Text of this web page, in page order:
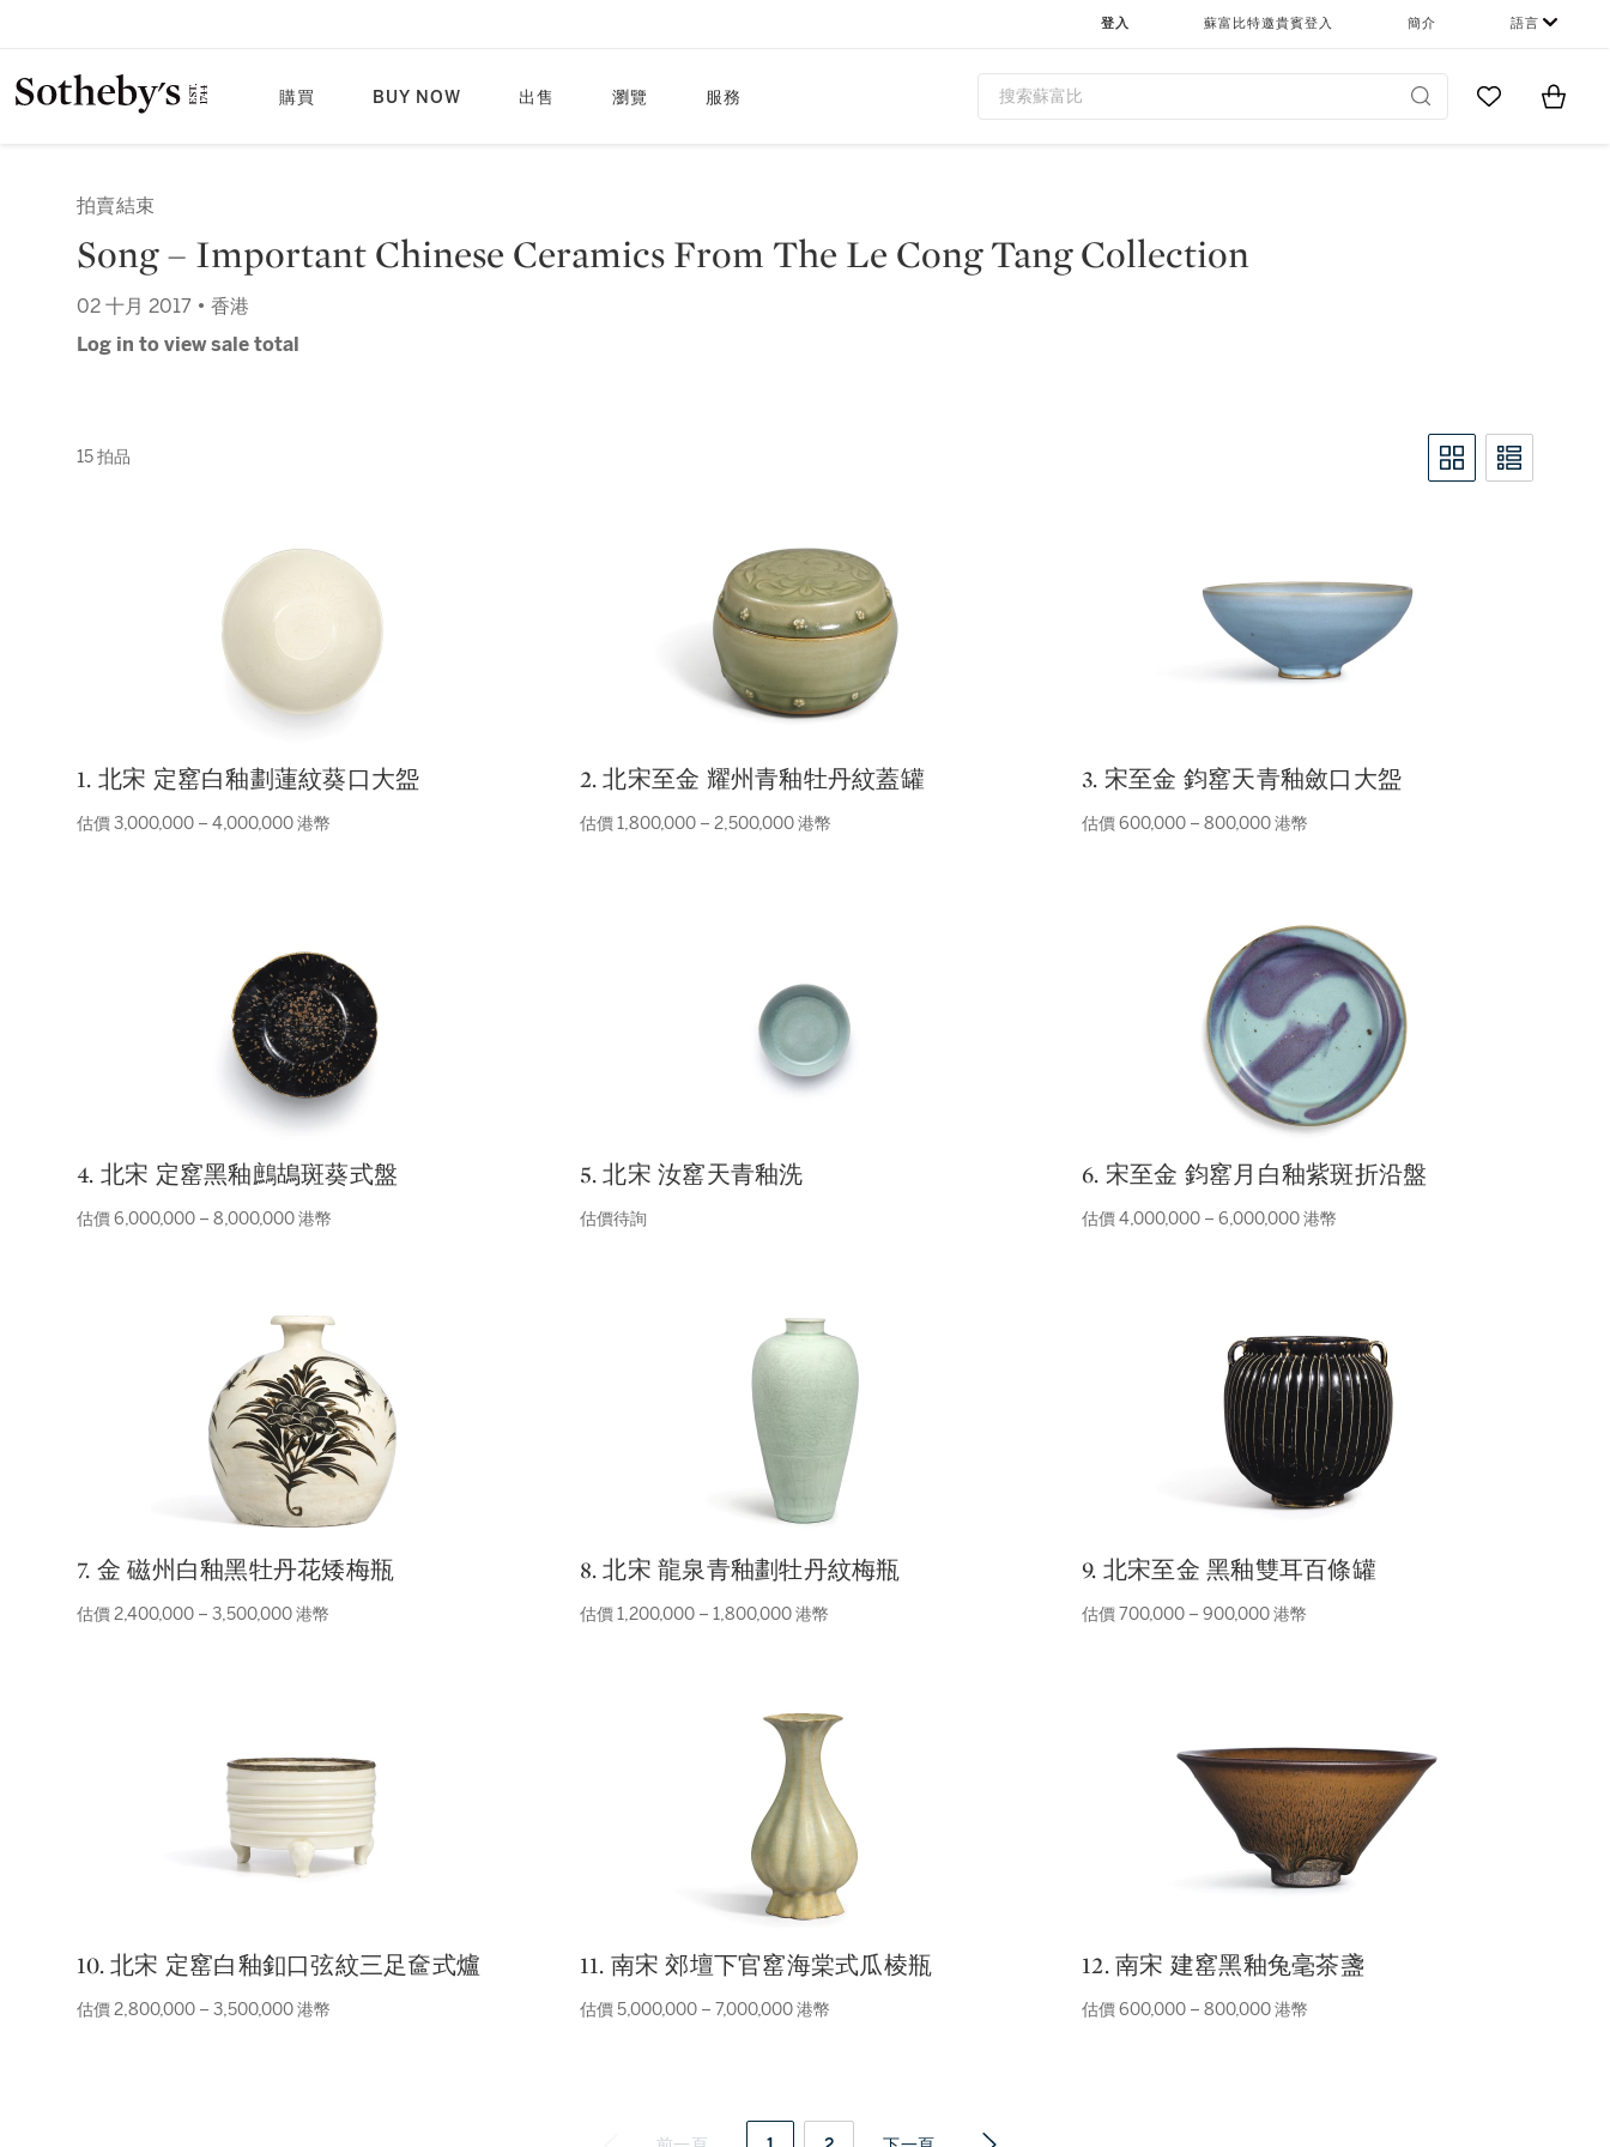
購買 BUY NOW 出售 瀏覽 服務
登入 蘇富比特邀貴賓登入 簡介 語言
Go to MyItems
拍賣結束
Song – Important Chinese Ceramics From The Le Cong Tang Collection
02 十月 2017 • 香港
Log in to view sale total
15 拍品
1. 北宋 定窰白釉劃蓮紋葵口大盌
估價 3,000,000 – 4,000,000 港幣
2. 北宋至金 耀州青釉牡丹紋蓋罐
估價 1,800,000 – 2,500,000 港幣
3. 宋至金 鈞窰天青釉斂口大盌
估價 600,000 – 800,000 港幣
4. 北宋 定窰黑釉鷓鴣斑葵式盤
估價 6,000,000 – 8,000,000 港幣
5. 北宋 汝窰天青釉洗
估價待詢
6. 宋至金 鈞窰月白釉紫斑折沿盤
估價 4,000,000 – 6,000,000 港幣
7. 金 磁州白釉黑牡丹花矮梅瓶
估價 2,400,000 – 3,500,000 港幣
8. 北宋 龍泉青釉劃牡丹紋梅瓶
估價 1,200,000 – 1,800,000 港幣
9. 北宋至金 黑釉雙耳百條罐
估價 700,000 – 900,000 港幣
10. 北宋 定窰白釉釦口弦紋三足奩式爐
估價 2,800,000 – 3,500,000 港幣
11. 南宋 郊壇下官窰海棠式瓜棱瓶
估價 5,000,000 – 7,000,000 港幣
12. 南宋 建窰黑釉兔毫茶盞
估價 600,000 – 800,000 港幣